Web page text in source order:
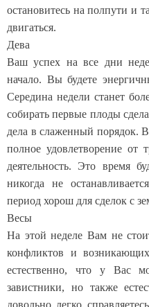
остановитесь на полпути и
двигаться.
Дева
Ваш успех на все дни
начало. Вы будете
Середина недели станет
собирать первые плоды
дела в слаженный порядок.
полное удовлетворение от
деятельность. Это время
никогда не
период хорош для сделок с
Весы
На этой неделе Вам не
конфликтов и
естественно, что у Вас
завистники, но также